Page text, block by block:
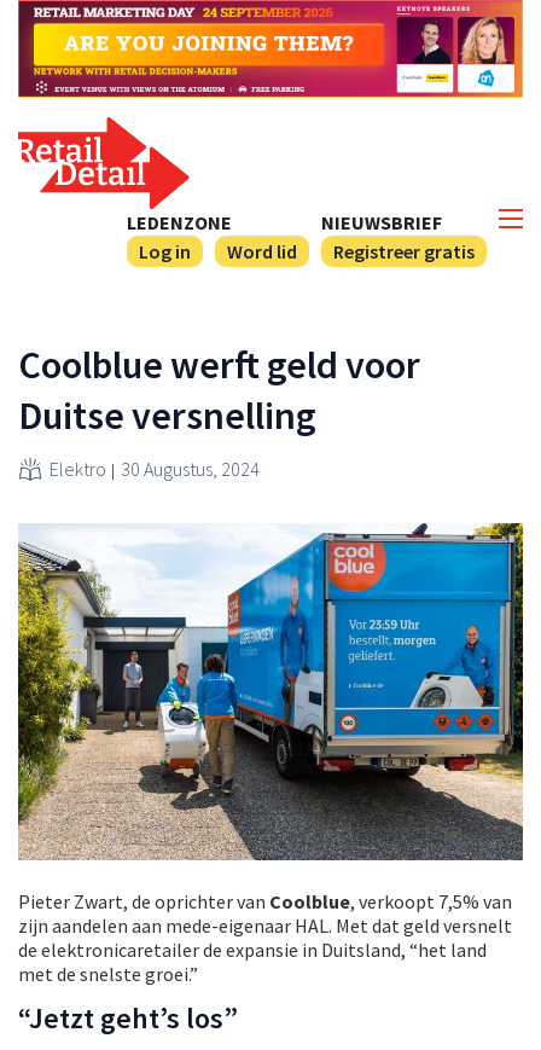
NIEUWSBRIEF
Registreer gratis
LEDENZONE
Log in
Word lid
Coolblue werft geld voor
Duitse versnelling
Elektro 30 Augustus, 2024
Pieter Zwart, de oprichter van Coolblue, verkoopt 7,5% van
zijn aandelen aan mede-eigenaar HAL. Met dat geld versnelt
de elektronicaretailer de expansie in Duitsland, “het land
met de snelste groei.”
“Jetzt geht’s los”